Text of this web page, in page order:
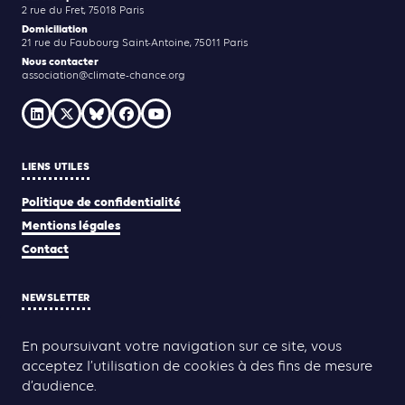
2 rue du Fret, 75018 Paris
Domiciliation
21 rue du Faubourg Saint-Antoine, 75011 Paris
Nous contacter
association@climate-chance.org
LIENS UTILES
Politique de confidentialité
Mentions légales
Contact
NEWSLETTER
JE M'INSCRIS
En poursuivant votre navigation sur ce site, vous
acceptez l’utilisation de cookies à des fins de mesure
d’audience.